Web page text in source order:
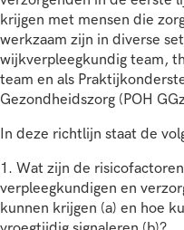
krijgen met mensen die
werkzaam zijn in diverse
wijkverpleegkundig team,
team en als
Gezondheidszorg (POH
In deze richtlijn staat de
1. Wat zijn de
verpleegkundigen en
kunnen krijgen (a) en hoe